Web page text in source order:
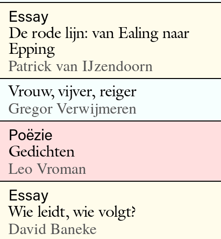
Essay
De rode lijn: van Ealing naar
Epping
Patrick van IJzendoorn
Vrouw, vijver, reiger
Gregor Verwijmeren
Poëzie
Gedichten
Leo Vroman
Essay
Wie leidt, wie volgt?
David Baneke